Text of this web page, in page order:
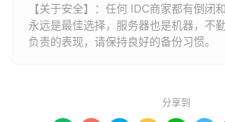
【关于安全】：任何 IDC商家都有倒闭
永远是最佳选择，服务器也是机器，不
负责的表现，请保持良好的备份习惯。
分享到